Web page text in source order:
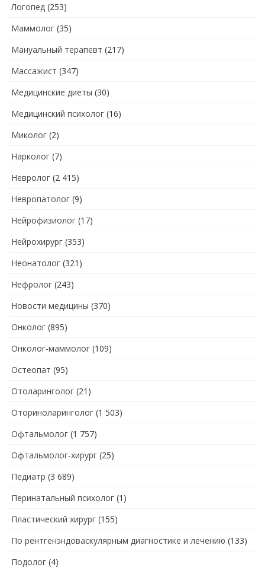
Логопед (253)
Маммолог (35)
Мануальный терапевт (217)
Массажист (347)
Медицинские диеты (30)
Медицинский психолог (16)
Миколог (2)
Нарколог (7)
Невролог (2 415)
Невропатолог (9)
Нейрофизиолог (17)
Нейрохирург (353)
Неонатолог (321)
Нефролог (243)
Новости медицины (370)
Онколог (895)
Онколог-маммолог (109)
Остеопат (95)
Отоларинголог (21)
Оториноларинголог (1 503)
Офтальмолог (1 757)
Офтальмолог-хирург (25)
Педиатр (3 689)
Перинатальный психолог (1)
Пластический хирург (155)
По рентгенэндоваскулярным диагностике и лечению (133)
Подолог (4)